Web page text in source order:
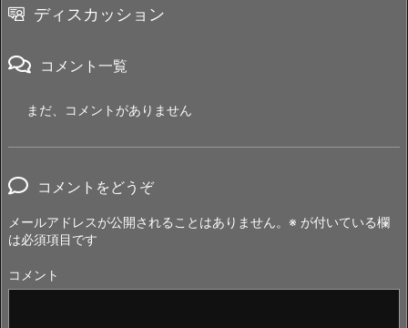
ディスカッション
コメント一覧
まだ、コメントがありません
コメントをどうぞ
メールアドレスが公開されることはありません。 ※ が付いている欄
は必須項目です
コメント